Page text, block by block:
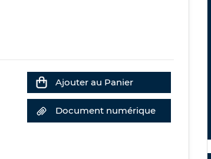
Ajouter au Panier
Document numérique